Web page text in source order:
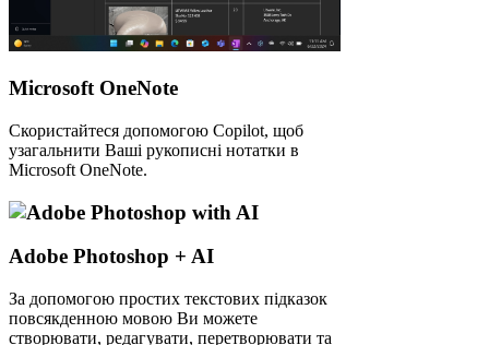
Microsoft OneNote
Скористайтеся допомогою Copilot, щоб
узагальнити Ваші рукописні нотатки в
Microsoft OneNote.
Adobe Photoshop + AI
За допомогою простих текстових підказок
повсякденною мовою Ви можете
створювати, редагувати, перетворювати та